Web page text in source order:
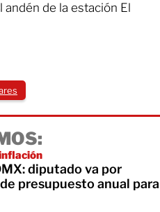
andén de la estación El
diputado va por
presupuesto anual para